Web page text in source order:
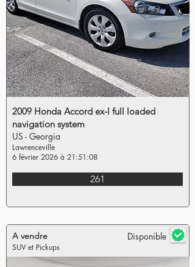
2009 Honda Accord ex-l full loaded
navigation system
US - Georgia
Lawrenceville
6 février 2026 à 21:51:08
261
A vendre Disponible
SUV et Pickups